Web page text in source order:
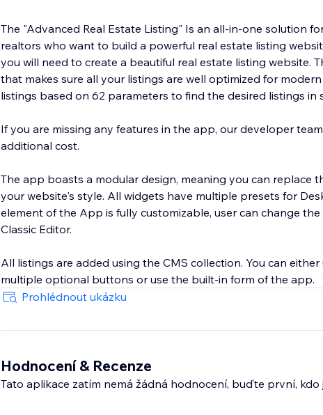
The "Advanced Real Estate Listing" Is an all-in-one solution
realtors who want to build a powerful real estate listing
you will need to create a beautiful real estate listing website.
that makes sure all your listings are well optimized for
listings based on 62 parameters to find the desired listings in
If you are missing any features in the app, our developer
additional cost.
The app boasts a modular design, meaning you can replace
your website's style. All widgets have multiple presets for
element of the App is fully customizable, user can change
Classic Editor.
All listings are added using the CMS collection. You can
multiple optional buttons or use the built-in form of the app.
Prohlédnout ukázku
Hodnocení & Recenze
Tato aplikace zatím nemá žádná hodnocení, buďte první, kdo